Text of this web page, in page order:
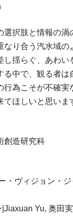
選択肢と情報の
り合う汽水域
し揺らぐ、あわ
る中で、観る者
為こそが不確
ほしいと思いま
創造研究科
・ヴィジョン・ジ
Yu, 奥田